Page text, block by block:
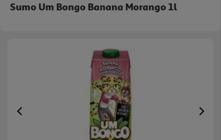
Sumo Um Bongo Banana Morango 1l
Previous